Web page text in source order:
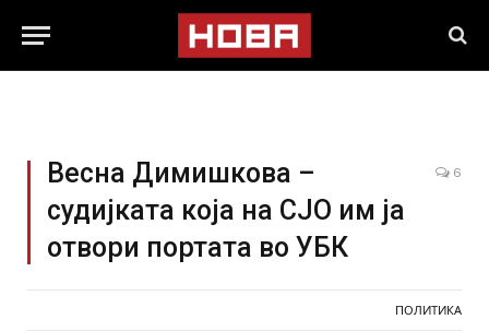
Весна Димишкова –
судијката која на СЈО им ја
отвори портата во УБК
6
ПОЛИТИКА